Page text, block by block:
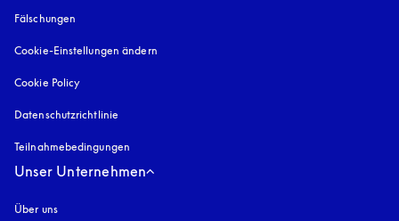
Fälschungen
Cookie-Einstellungen ändern
Cookie Policy
Datenschutzrichtlinie
Teilnahmebedingungen
Unser Unternehmen
Über uns